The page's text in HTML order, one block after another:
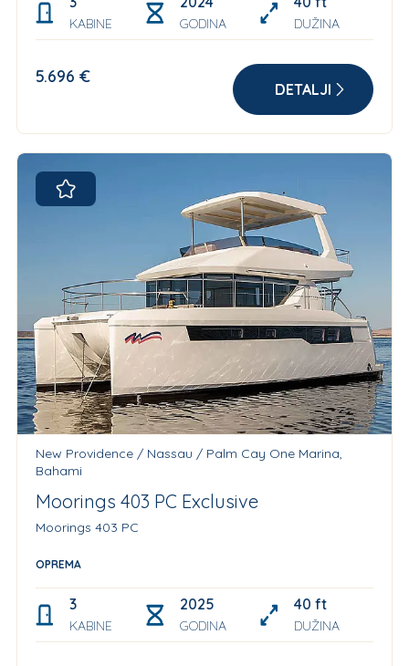
KABINE GODINA DUŽINA
5.696 €
DETALJI
New Providence / Nassau / Palm Cay One Marina,
Bahami
Moorings 403 PC Exclusive
Moorings 403 PC
OPREMA
3
KABINE
2025
GODINA
40 ft
DUŽINA